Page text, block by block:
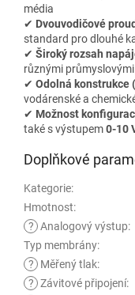
média
✔ Dvouvodičové
standard pro dlouhé
✔ Široký rozsah
různými
✔ Odolná konstrukce
vodárenské a
✔ Možnost
také s výstupem0-10
Doplňkové
Kategorie:
Hmotnost:
? Analogový výstup:
Typ membrány:
?
Měřený tlak:
? Závitové připojení: